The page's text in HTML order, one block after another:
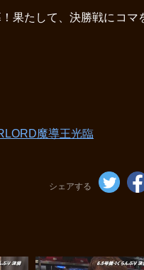
果たして、決勝戦にコマ
魔導王光臨
シェアする